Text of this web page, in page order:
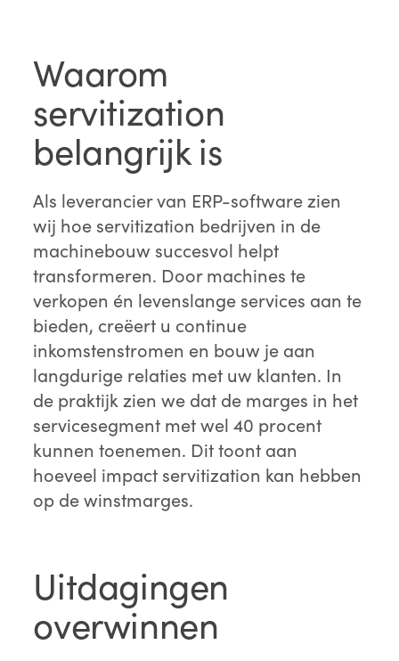
Waarom
servitization
belangrijk is
Als leverancier van ERP-software zien
wij hoe servitization bedrijven in de
machinebouw succesvol helpt
transformeren. Door machines te
verkopen én levenslange services aan te
bieden, creëert u continue
inkomstenstromen en bouw je aan
langdurige relaties met uw klanten. In
de praktijk zien we dat de marges in het
servicesegment met wel 40 procent
kunnen toenemen. Dit toont aan
hoeveel impact servitization kan hebben
op de winstmarges.
Uitdagingen
overwinnen